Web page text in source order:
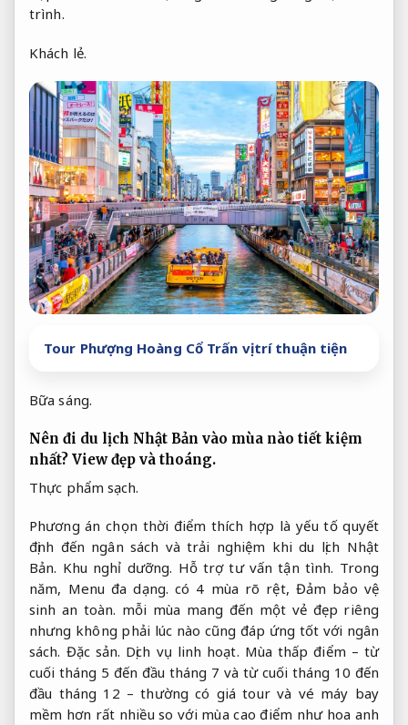
trình.
Khách lẻ.
Tour Phượng Hoàng Cổ Trấn vị trí thuận tiện
Bữa sáng.
Nên đi du lịch Nhật Bản vào mùa nào tiết kiệm
nhất? View đẹp và thoáng.
Thực phẩm sạch.
Phương án chọn thời điểm thích hợp là yếu tố quyết
định đến ngân sách và trải nghiệm khi du lịch Nhật
Bản. Khu nghỉ dưỡng. Hỗ trợ tư vấn tận tình. Trong
năm, Menu đa dạng. có 4 mùa rõ rệt, Đảm bảo vệ
sinh an toàn. mỗi mùa mang đến một vẻ đẹp riêng
nhưng không phải lúc nào cũng đáp ứng tốt với ngân
sách. Đặc sản. Dịch vụ linh hoạt. Mùa thấp điểm – từ
cuối tháng 5 đến đầu tháng 7 và từ cuối tháng 10 đến
đầu tháng 12 – thường có giá tour và vé máy bay
mềm hơn rất nhiều so với mùa cao điểm như hoa anh